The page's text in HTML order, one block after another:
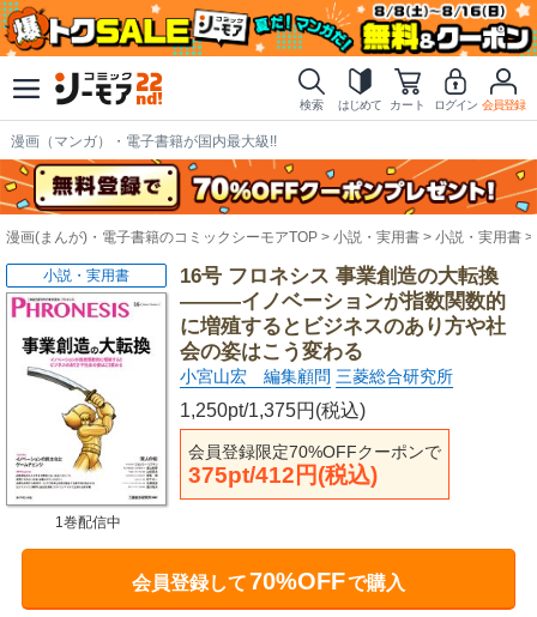
検索 はじめて カート ログイン 会員登録
漫画（マンガ）・電子書籍が国内最大級!!
漫画(まんが)・電子書籍のコミックシーモアTOP 小説・実用書 小説・実用書
16号 フロネシス 事業創造の大転換
―――イノベーションが指数関数的
に増殖するとビジネスのあり方や社
会の姿はこう変わる
小宮山宏 編集顧問 三菱総合研究所
1,250pt/1,375円(税込)
会員登録限定70%OFFクーポンで
375pt/412円(税込)
小説・実用書
1巻配信中
会員登録して70%OFFで購入